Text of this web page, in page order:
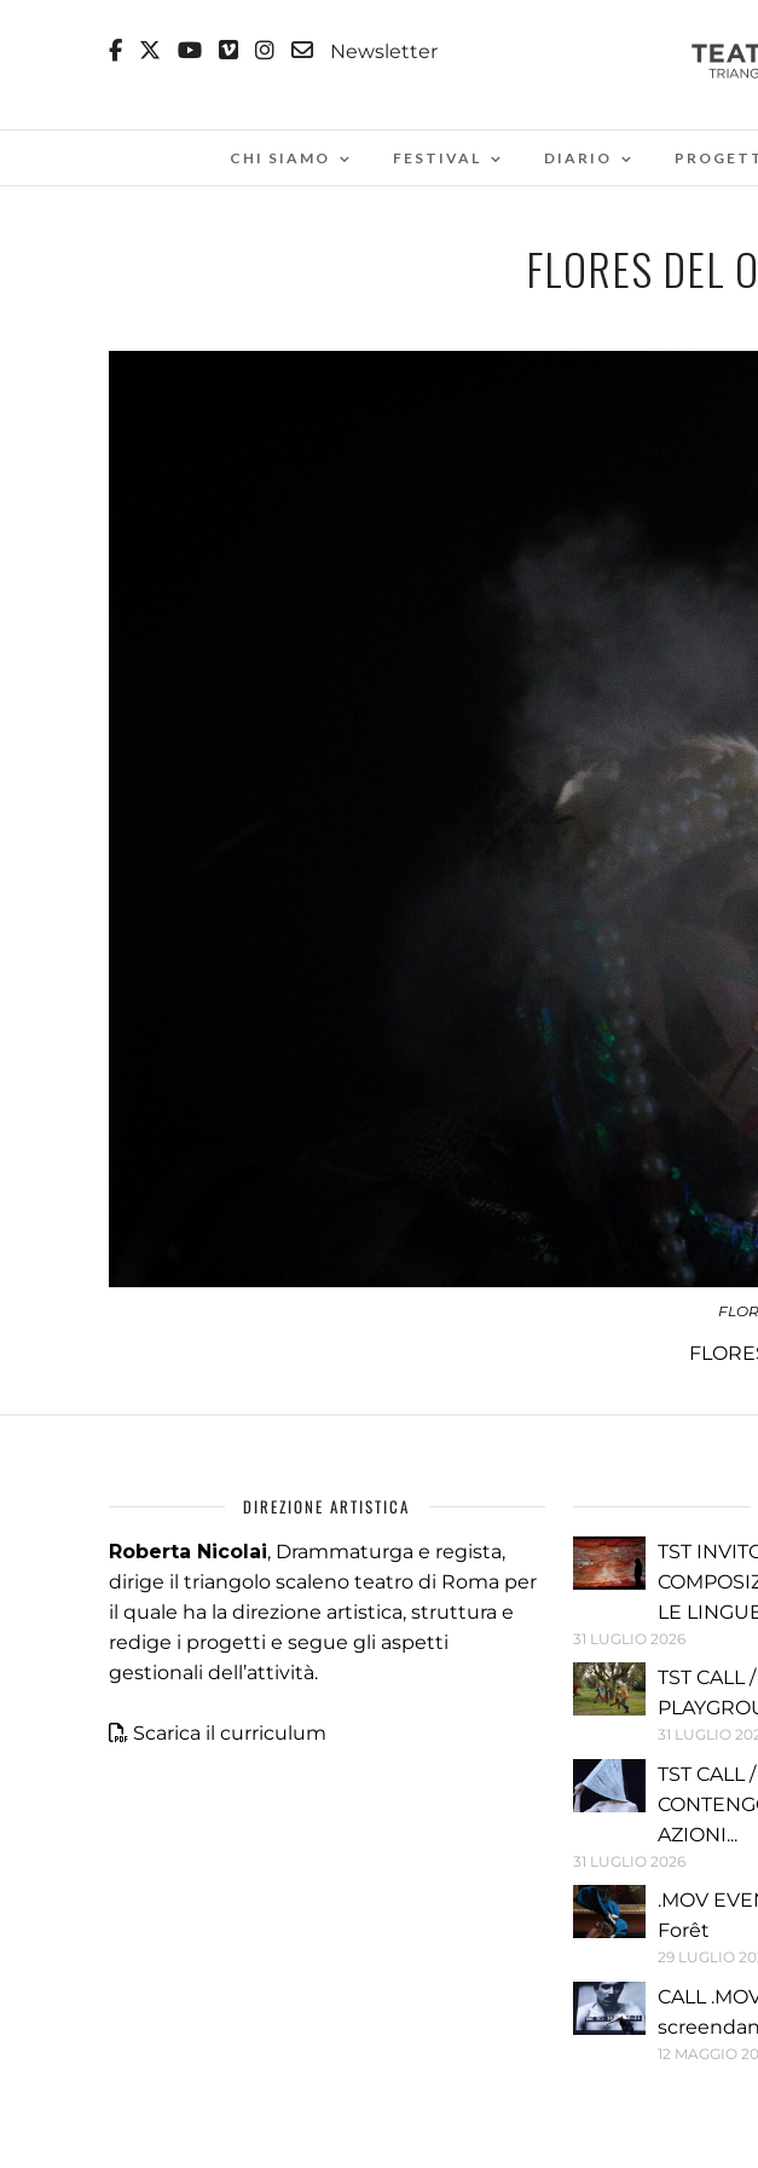
Newsletter
CHI SIAMO FESTIVAL DIARIO
FLORES DEL
DIREZIONE ARTISTICA
Roberta Nicolai, Drammaturga e regista,
dirige il triangolo scaleno teatro di Roma per
il quale ha la direzione artistica, struttura e
redige i progetti e segue gli aspetti
gestionali dell’attività.
Scarica il curriculum
TST
LE
31 LUGLIO 2026
TST CALL
31 LUGLIO
TST CALL
AZIONI...
31 LUGLIO 2026
.MOV
Forêt
29 LUGLIO
CALL
12 MAGGIO